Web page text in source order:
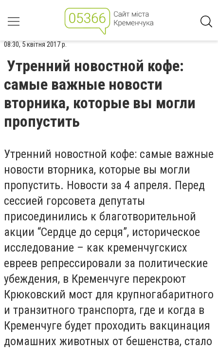
08:30, 5 квітня 2017 р.
Утренний новостной кофе:
самые важные новости
вторника, которые вы могли
пропустить
Утренний новостной кофе: самые важные
новости вторника, которые вы могли
пропустить. Новости за 4 апреля. Перед
сессией горсовета депутаты
присоединились к благотворительной
акции “Сердце до серця”, историческое
исследование – как кременчугскисх
евреев репрессировали за политические
убеждения, в Кременчуге перекроют
Крюковский мост для крупногабаритного
и транзитного транспорта, где и когда в
Кременчуге будет проходить вакцинация
домашних животных от бешенства, стало